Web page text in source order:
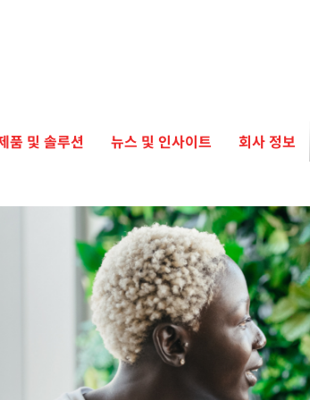
품 및 솔루션 뉴스 및 인사이트 회사 정보